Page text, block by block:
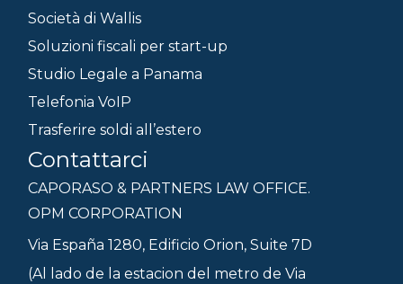
Società di Wallis
Soluzioni fiscali per start-up
Studio Legale a Panama
Telefonia VoIP
Trasferire soldi all’estero
Contattarci
CAPORASO & PARTNERS LAW OFFICE.
OPM CORPORATION
Via España 1280, Edificio Orion, Suite 7D
(Al lado de la estacion del metro de Via